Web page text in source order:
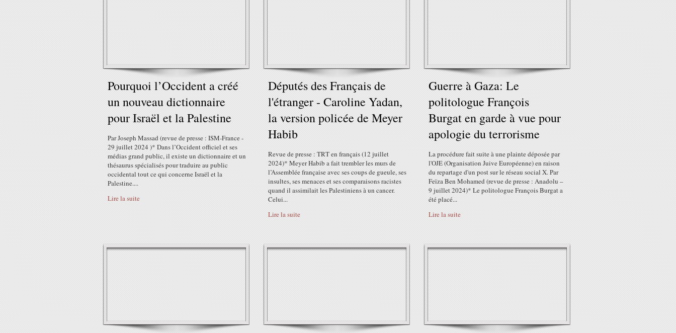
Pourquoi l’Occident a créé
un nouveau dictionnaire
pour Israël et la Palestine
Par Joseph Massad (revue de presse : ISM-France -
29 juillet 2024 )* Dans l’Occident officiel et ses
médias grand public, il existe un dictionnaire et un
thésaurus spécialisés pour traduire au public
occidental tout ce qui concerne Israël et la
Palestine....
Lire la suite
Députés des Français de
l'étranger - Caroline Yadan,
la version policée de Meyer
Habib
Revue de presse : TRT en français (12 juillet
2024)* Meyer Habib a fait trembler les murs de
l’Assemblée française avec ses coups de gueule, ses
insultes, ses menaces et ses comparaisons racistes
quand il assimilait les Palestiniens à un cancer.
Celui...
Lire la suite
Guerre à Gaza: Le
politologue François
Burgat en garde à vue pour
apologie du terrorisme
La procédure fait suite à une plainte déposée par
l'OJE (Organisation Juive Européenne) en raison
du repartage d'un post sur le réseau social X. Par
Feïza Ben Mohamed (revue de presse : Anadolu –
9 juillet 2024)* Le politologue François Burgat a
été placé...
Lire la suite